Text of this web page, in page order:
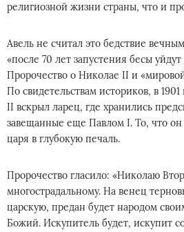
религиозной жизни страны, что и
Авель не считал это бедствие
«после 70 лет запустения бесы
Пророчество о Николае II и
По свидетельствам историков, в
II вскрыл ларец, где хранились
завещанные еще Павлом I. То, что он
царя в глубокую печаль.
Пророчество гласило: «Николаю
многострадальному. На венец
царскую, предан будет народом
Божий. Искупитель будет, искупит